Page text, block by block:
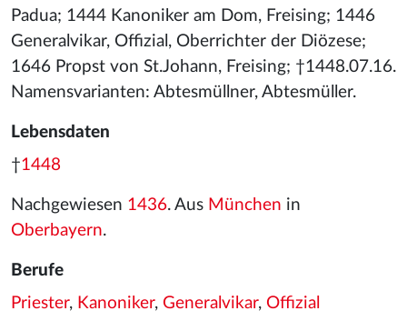
Padua; 1444 Kanoniker am Dom, Freising; 1446
Generalvikar, Offizial, Oberrichter der Diözese;
1646 Propst von St.Johann, Freising; †1448.07.16.
Namensvarianten: Abtesmüllner, Abtesmüller.
Lebensdaten
†1448
Nachgewiesen 1436. Aus München in
Oberbayern.
Berufe
Priester, Kanoniker, Generalvikar, Offizial